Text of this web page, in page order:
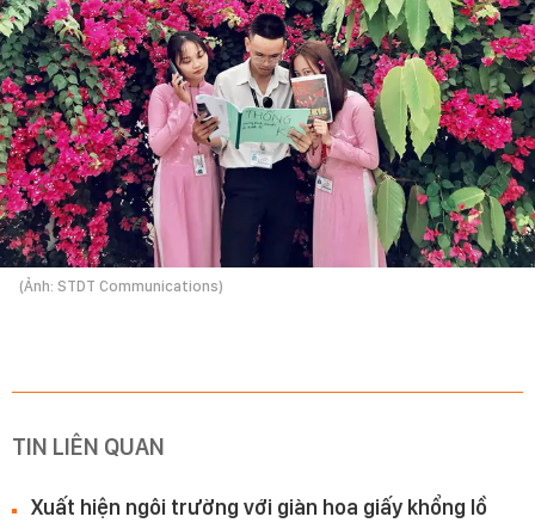
(Ảnh: STDT Communications)
TIN LIÊN QUAN
Xuất hiện ngôi trường với giàn hoa giấy khổng lồ